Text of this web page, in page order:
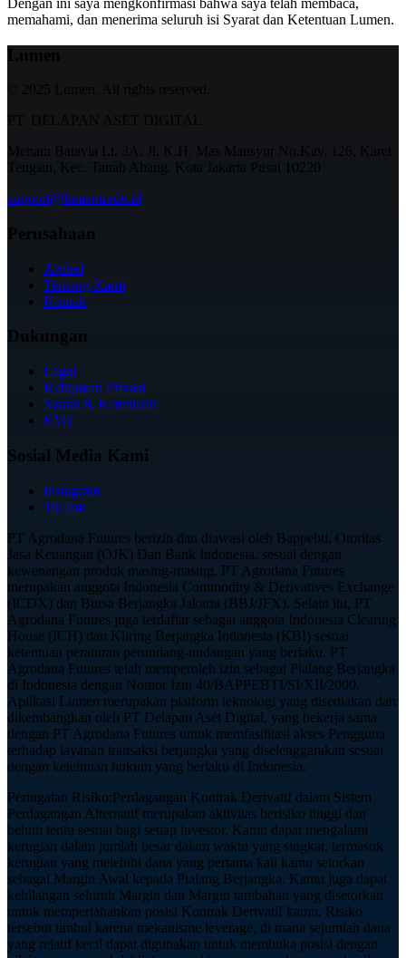
memahami, dan menerima seluruh isi Syarat dan Ketentuan Lumen.
Tengsin, Kec. Tanah Abang, Kota Jakarta Pusat 10220
support@lumentrade.id
Perusahaan
Artikel
Tentang Kami
Kontak
Dukungan
Legal
Kebijakan Privasi
Syarat & Ketentuan
FAQ
Sosial Media Kami
Instagram
TikTok
PT Agrodana Futures berizin dan diawasi oleh Bappebti, Otoritas
Jasa Keuangan (OJK) Dan Bank Indonesia, sesuai dengan
kewenangan produk masing-masing. PT Agrodana Futures
merupakan anggota Indonesia Commodity & Derivatives Exchange
(ICDX) dan Bursa Berjangka Jakarta (BBJ/JFX). Selain itu, PT
Agrodana Futures juga terdaftar sebagai anggota Indonesia Clearing
House (ICH) dan Kliring Berjangka Indonesia (KBI) sesuai
ketentuan peraturan perundang-undangan yang berlaku. PT
Agrodana Futures telah memperoleh izin sebagai Pialang Berjangka
di Indonesia dengan Nomor Izin 40/BAPPEBTI/SI/XII/2000.
Aplikasi Lumen merupakan platform teknologi yang disediakan dan
dikembangkan oleh PT Delapan Aset Digital, yang bekerja sama
dengan PT Agrodana Futures untuk memfasilitasi akses Pengguna
terhadap layanan transaksi berjangka yang diselenggarakan sesuai
dengan ketentuan hukum yang berlaku di Indonesia.
Peringatan Risiko:Perdagangan Kontrak Derivatif dalam Sistem
Perdagangan Alternatif merupakan aktivitas berisiko tinggi dan
belum tentu sesuai bagi setiap investor. Kamu dapat mengalami
kerugian dalam jumlah besar dalam waktu yang singkat, termasuk
kerugian yang melebihi dana yang pertama kali kamu setorkan
sebagai Margin Awal kepada Pialang Berjangka. Kamu juga dapat
kehilangan seluruh Margin dan Margin tambahan yang disetorkan
untuk mempertahankan posisi Kontrak Derivatif kamu. Risiko
tersebut timbul karena mekanisme leverage, di mana sejumlah dana
yang relatif kecil dapat digunakan untuk membuka posisi dengan